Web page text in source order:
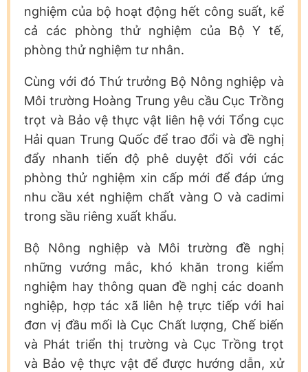
nghiệm của bộ hoạt động hết công suất, kể
cả các phòng thử nghiệm của Bộ Y tế,
phòng thử nghiệm tư nhân.
Cùng với đó Thứ trưởng Bộ Nông nghiệp và
Môi trường Hoàng Trung yêu cầu Cục Trồng
trọt và Bảo vệ thực vật liên hệ với Tổng cục
Hải quan Trung Quốc để trao đổi và đề nghị
đẩy nhanh tiến độ phê duyệt đối với các
phòng thử nghiệm xin cấp mới để đáp ứng
nhu cầu xét nghiệm chất vàng O và cadimi
trong sầu riêng xuất khẩu.
Bộ Nông nghiệp và Môi trường đề nghị
những vướng mắc, khó khăn trong kiểm
nghiệm hay thông quan đề nghị các doanh
nghiệp, hợp tác xã liên hệ trực tiếp với hai
đơn vị đầu mối là Cục Chất lượng, Chế biến
và Phát triển thị trường và Cục Trồng trọt
và Bảo vệ thực vật để được hướng dẫn, xử